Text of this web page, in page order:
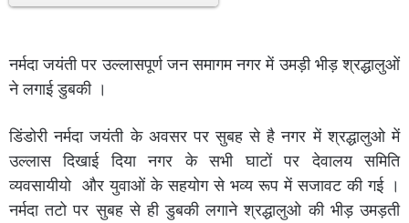
नर्मदा जयंती पर उल्लासपूर्ण जन समागम नगर में उमड़ी भीड़ श्रद्धालुओं
ने लगाई डुबकी ।
डिंडोरी नर्मदा जयंती के अवसर पर सुबह से है नगर में श्रद्धालुओ में
उल्लास दिखाई दिया नगर के सभी घाटों पर देवालय समिति
व्यवसायीयो और युवाओं के सहयोग से भव्य रूप में सजावट की गई ।
नर्मदा तटो पर सुबह से ही डुबकी लगाने श्रद्धालुओ की भीड़ उमड़ती